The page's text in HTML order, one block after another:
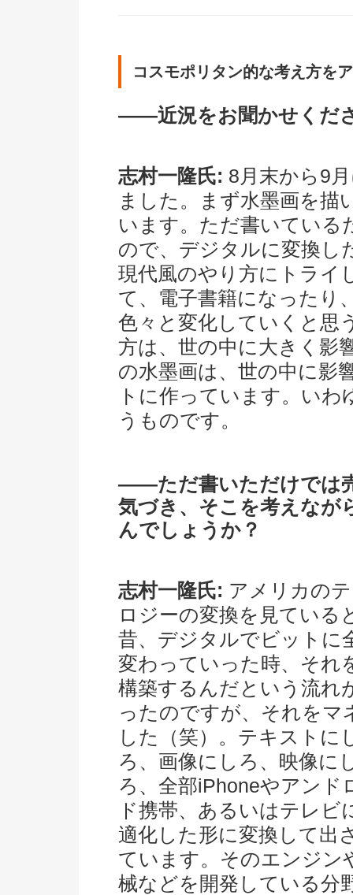
コスモポリタン的な考え方を
――近況をお聞かせくだ
志村一隆氏: 8月末から9
ました。まず水墨画を描
います。ただ書いている
ので、デジタルに変換し
現代風のやり方にトライ
て、電子書籍になったり
色々と変化していくと思
方は、世の中に大きく影
の水墨画は、世の中に影
トに作っています。い
うものです。
――ただ書いただけでは
気づき、そこを考えなが
んでしょうか？
志村一隆氏: アメリカの
ロジーの変換を見ている
昔、デジタルでビットに
変わっていった時、それ
構築するんだという流れ
ったのですが、それをマ
した（笑）。テキストに
ろ、画像にしろ、映像に
ろ、全部iPhoneやアンド
ド携帯、あるいはテレビ
適化した形に変換して出
ています。そのエンジン
械などを開発している分